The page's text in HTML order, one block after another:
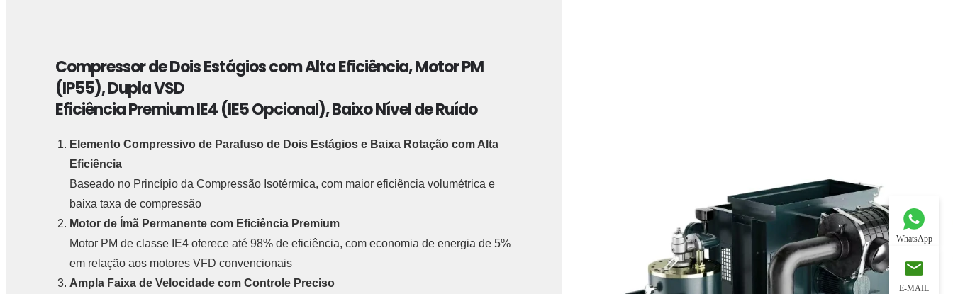
WhatsApp
E-MAIL
Compressor de Dois Estágios com Alta Eficiência, Motor PM
(IP55), Dupla VSD
Eficiência Premium IE4 (IE5 Opcional), Baixo Nível de Ruído
Elemento Compressivo de Parafuso de Dois Estágios e Baixa Rotação com Alta
Eficiência
Baseado no Princípio da Compressão Isotérmica, com maior eficiência volumétrica e
baixa taxa de compressão
Motor de Ímã Permanente com Eficiência Premium
Motor PM de classe IE4 oferece até 98% de eficiência, com economia de energia de 5%
em relação aos motores VFD convencionais
Ampla Faixa de Velocidade com Controle Preciso